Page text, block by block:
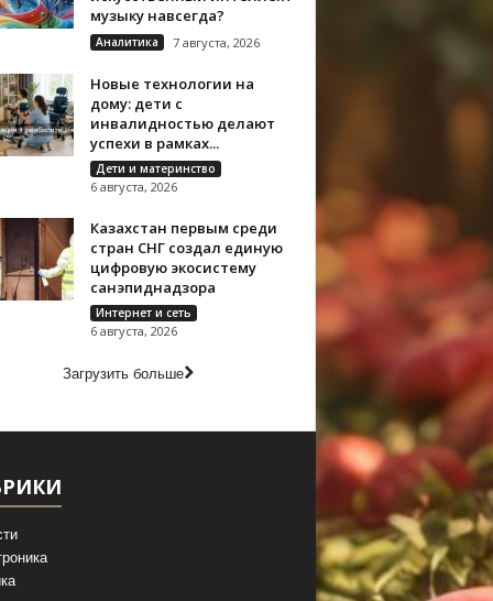
музыку навсегда?
Аналитика 7 августа, 2026
Новые технологии на
дому: дети с
инвалидностью делают
успехи в рамках...
Дети и материнство
6 августа, 2026
Казахстан первым среди
стран СНГ создал единую
цифровую экосистему
санэпиднадзора
Интернет и сеть
6 августа, 2026
Загрузить больше